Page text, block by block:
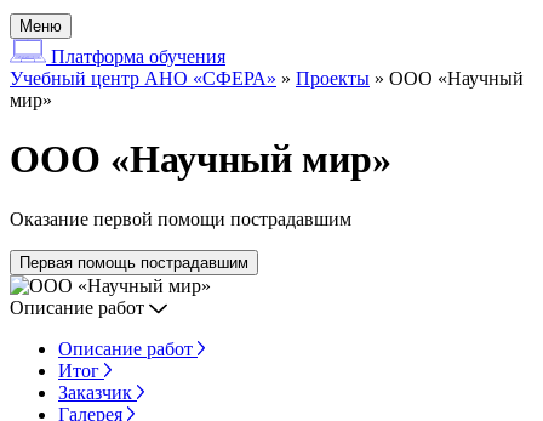
Меню
Платформа обучения
Учебный центр АНО «СФЕРА» » Проекты » ООО «Научный
мир»
ООО «Научный мир»
Оказание первой помощи пострадавшим
Первая помощь пострадавшим
Описание работ
Описание работ
Итог
Заказчик
Галерея